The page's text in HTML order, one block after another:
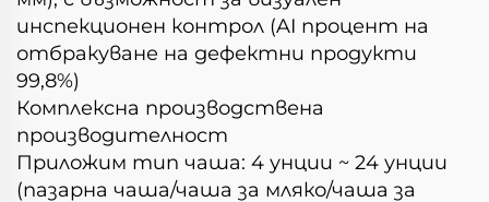
инспекционен контрол (AI процент на
отбракуване на дефектни продукти
99,8%)
Комплексна производствена
производителност
Приложим тип чаша: 4 унции ~ 24 унции
(пазарна чаша/чаша за мляко/чаша за